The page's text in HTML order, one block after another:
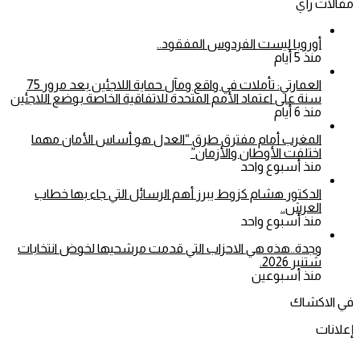
مقالات رأي
أوروبا ليست الفردوس المفقود..
منذ 5 أيام
العمارتي: تأملات في واقع ومآل حماية اللاجئين بعد مرور 75
سنة على اعتماد الأمم المتحدة للاتفاقية الخاصة بوضع اللاجئين
منذ 6 أيام
المغرب أمام مفترق طرق “العدل هو أساس الأمان مهما
اختلفت الأوطان والأزمان”
منذ أسبوع واحد
الدكتور هشام كزوط يبرز أهم الرسائل التي جاء بها خطاب
العرش..
منذ أسبوع واحد
وجدة..هذه هي الاحزاب التي قدمت مرشحيها لخوض انتخابات
شتنبر 2026.
منذ أسبوعين
في الاكشاك
إعلانات